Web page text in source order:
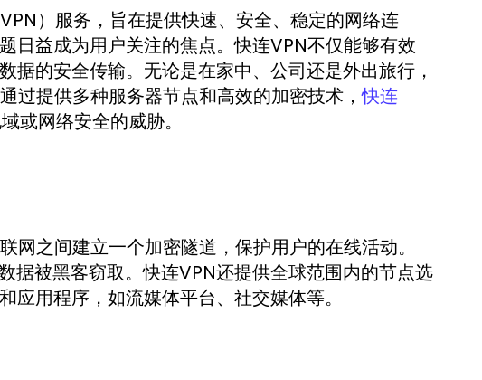
）服务，旨在提供快速、安全、稳定的网络连
日益成为用户关注的焦点。快连VPN不仅能够有效
的安全传输。无论是在家中、公司还是外出旅行，
过提供多种服务器节点和高效的加密技术，快连
或网络安全的威胁。
之间建立一个加密隧道，保护用户的在线活动。
据被黑客窃取。快连VPN还提供全球范围内的节点选
用程序，如流媒体平台、社交媒体等。